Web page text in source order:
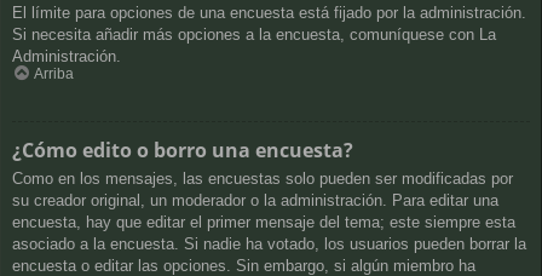
El límite para opciones de una encuesta está fijado por la administración.
Si necesita añadir más opciones a la encuesta, comuníquese con La
Administración.
Arriba
¿Cómo edito o borro una encuesta?
Como en los mensajes, las encuestas solo pueden ser modificadas por
su creador original, un moderador o la administración. Para editar una
encuesta, hay que editar el primer mensaje del tema; este siempre esta
asociado a la encuesta. Si nadie ha votado, los usuarios pueden borrar la
encuesta o editar las opciones. Sin embargo, si algún miembro ha